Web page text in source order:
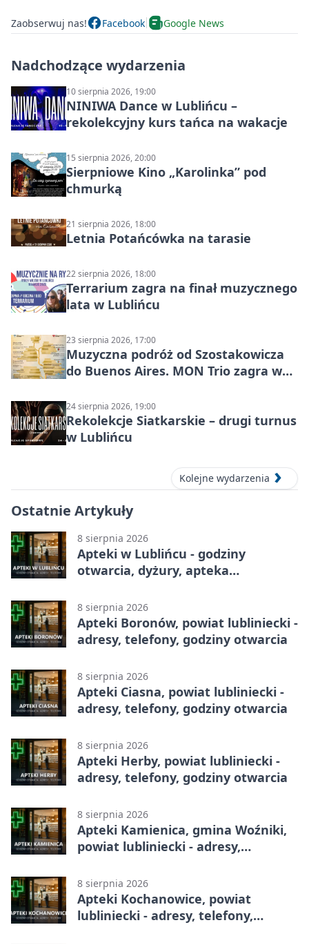
Zaobserwuj nas! Facebook Google News
Nadchodzące wydarzenia
10 sierpnia 2026, 19:00
NINIWA Dance w Lublińcu –
rekolekcyjny kurs tańca na wakacje
15 sierpnia 2026, 20:00
Sierpniowe Kino „Karolinka” pod
chmurką
21 sierpnia 2026, 18:00
Letnia Potańcówka na tarasie
22 sierpnia 2026, 18:00
Terrarium zagra na finał muzycznego
lata w Lublińcu
23 sierpnia 2026, 17:00
Muzyczna podróż od Szostakowicza
do Buenos Aires. MON Trio zagra w
24 sierpnia 2026, 19:00
Rekolekcje Siatkarskie – drugi turnus
w Lublińcu
Kolejne wydarzenia
Ostatnie Artykuły
8 sierpnia 2026
Apteki w Lublińcu - godziny
otwarcia, dyżury, apteka
8 sierpnia 2026
Apteki Boronów, powiat lubliniecki -
adresy, telefony, godziny otwarcia
8 sierpnia 2026
Apteki Ciasna, powiat lubliniecki -
adresy, telefony, godziny otwarcia
8 sierpnia 2026
Apteki Herby, powiat lubliniecki -
adresy, telefony, godziny otwarcia
8 sierpnia 2026
Apteki Kamienica, gmina Woźniki,
powiat lubliniecki - adresy,
8 sierpnia 2026
Apteki Kochanowice, powiat
lubliniecki - adresy, telefony,